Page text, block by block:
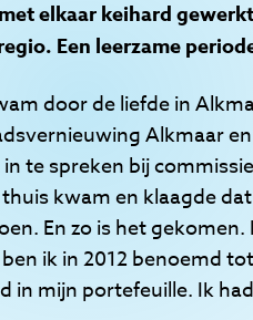
elkaar keihard
Een leerzame
door de liefde in
Alkmaar
te spreken bij
kwam en klaagde
En zo is het
ik in 2012 benoemd
in mijn portefeuille. Ik